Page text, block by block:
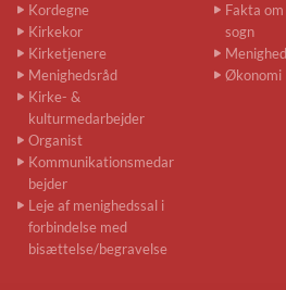
Kordegne
Kirkekor
Kirketjenere
Menighedsråd
Kirke- &
kulturmedarbejder
Organist
Kommunikationsmedar
bejder
Leje af menighedssal i
forbindelse med
bisættelse/begravelse
Fakta
sogn
Økonomi